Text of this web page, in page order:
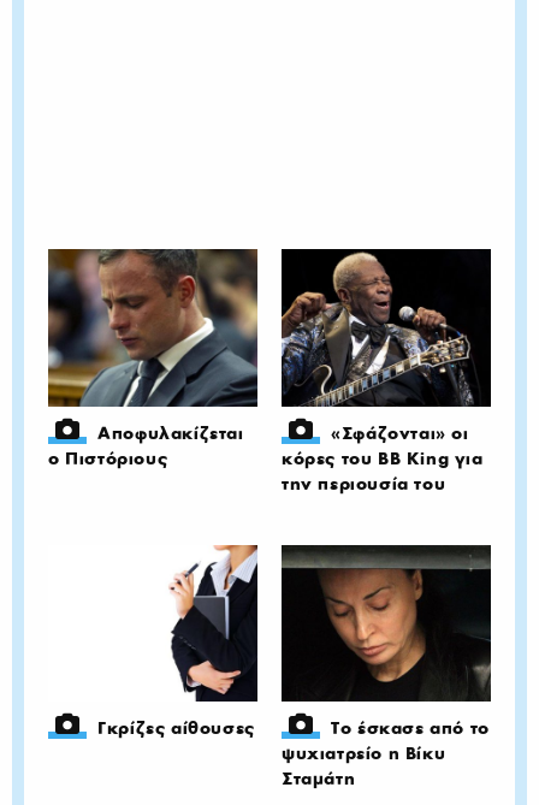
Αποφυλακίζεται
ο Πιστόριους
«Σφάζονται» οι
κόρες του BB King για
την περιουσία του
Γκρίζες αίθουσες
Το έσκασε από το
ψυχιατρείο η Βίκυ
Σταμάτη